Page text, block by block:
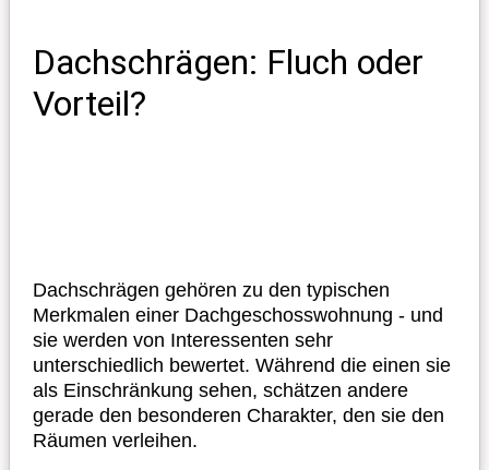
Dachschrägen: Fluch oder
Vorteil?
Dachschrägen gehören zu den typischen
Merkmalen einer Dachgeschosswohnung - und
sie werden von Interessenten sehr
unterschiedlich bewertet. Während die einen sie
als Einschränkung sehen, schätzen andere
gerade den besonderen Charakter, den sie den
Räumen verleihen.